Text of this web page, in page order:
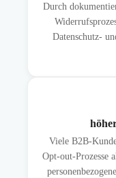
Durch
Datenschutz-
Viele B2B-
Opt-out-Prozesse